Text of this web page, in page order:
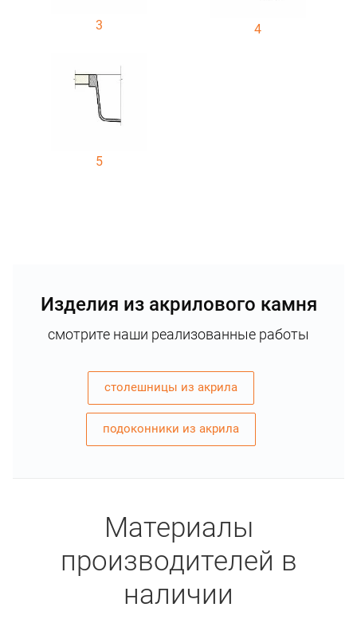
3 4
5
Изделия из акрилового камня
смотрите наши реализованные работы
столешницы из акрила
подоконники из акрила
Материалы
производителей в
наличии